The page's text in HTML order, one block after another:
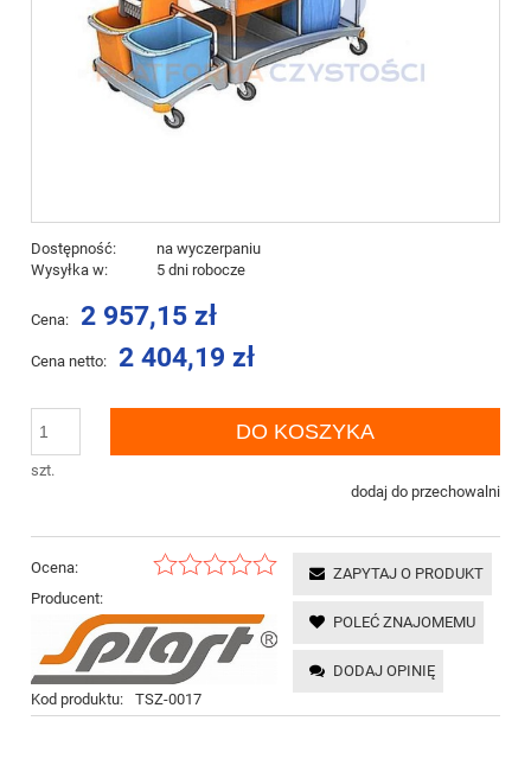
Dostępność:
na wyczerpaniu
Wysyłka w:
5 dni robocze
Cena: 2 957,15 zł
Cena netto: 2 404,19 zł
szt.
DO KOSZYKA
dodaj do przechowalni
Ocena:
Producent:
Kod produktu: TSZ-0017
ZAPYTAJ O PRODUKT
POLEĆ ZNAJOMEMU
DODAJ OPINIĘ